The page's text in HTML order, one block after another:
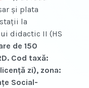
şi plata
la
didactic II (HS
de 150
Cod taxă:
zi), zona:
Social-